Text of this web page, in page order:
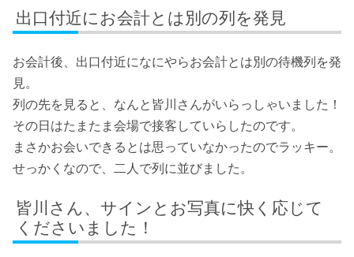
出口付近にお会計とは別の列を発見
お会計後、出口付近になにやらお会計とは別の待機列を発
見。
列の先を見ると、なんと皆川さんがいらっしゃいました！
その日はたまたま会場で接客していらしたのです。
まさかお会いできるとは思っていなかったのでラッキー。
せっかくなので、二人で列に並びました。
皆川さん、サインとお写真に快く応じて
くださいました！